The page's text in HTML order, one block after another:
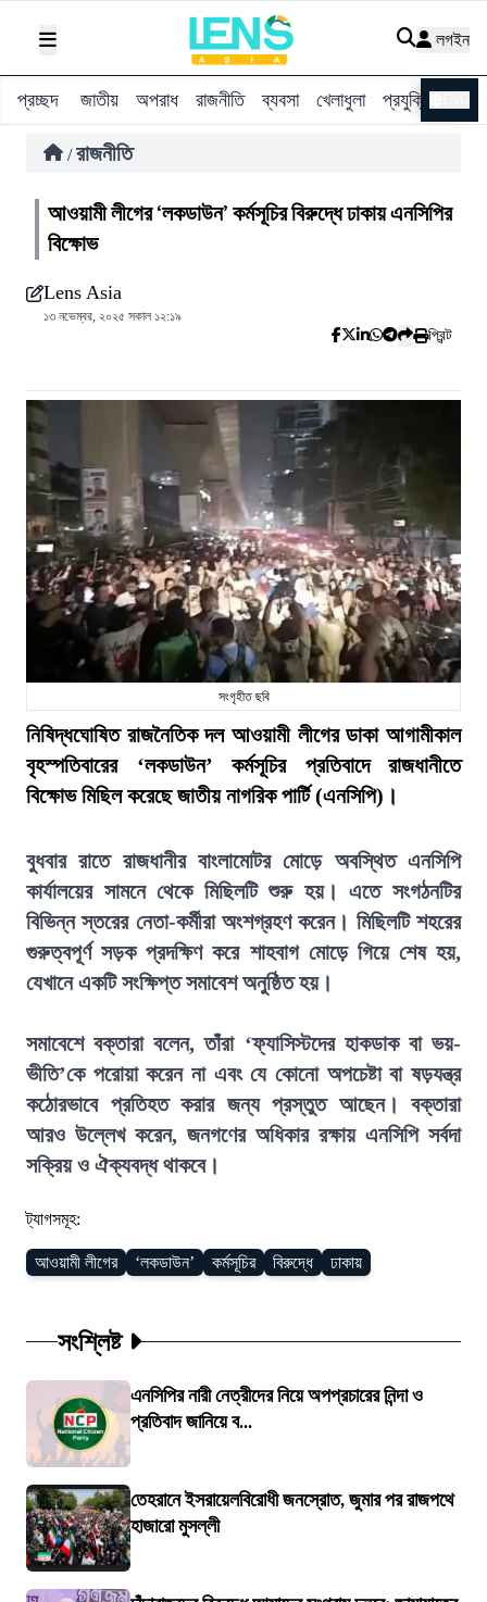
লগইন
প্রচ্ছদ জাতীয় অপরাধ রাজনীতি ব্যবসা খেলাধুলা প্রযুক্তি
/ রাজনীতি
আওয়ামী লীগের ‘লকডাউন’ কর্মসূচির বিরুদ্ধে ঢাকায় এনসিপির
বিক্ষোভ
Lens Asia
১৩ নভেম্বর, ২০২৫ সকাল ১২:১৯
প্রিন্ট
সংগৃহীত ছবি
নিষিদ্ধঘোষিত রাজনৈতিক দল আওয়ামী লীগের ডাকা আগামীকাল
বৃহস্পতিবারের ‘লকডাউন’ কর্মসূচির প্রতিবাদে রাজধানীতে
বিক্ষোভ মিছিল করেছে জাতীয় নাগরিক পার্টি (এনসিপি)।
বুধবার রাতে রাজধানীর বাংলামোটর মোড়ে অবস্থিত এনসিপি
কার্যালয়ের সামনে থেকে মিছিলটি শুরু হয়। এতে সংগঠনটির
বিভিন্ন স্তরের নেতা-কর্মীরা অংশগ্রহণ করেন। মিছিলটি শহরের
গুরুত্বপূর্ণ সড়ক প্রদক্ষিণ করে শাহবাগ মোড়ে গিয়ে শেষ হয়,
যেখানে একটি সংক্ষিপ্ত সমাবেশ অনুষ্ঠিত হয়।
সমাবেশে বক্তারা বলেন, তাঁরা ‘ফ্যাসিস্টদের হাকডাক বা ভয়-
ভীতি’কে পরোয়া করেন না এবং যে কোনো অপচেষ্টা বা ষড়যন্ত্র
কঠোরভাবে প্রতিহত করার জন্য প্রস্তুত আছেন। বক্তারা
আরও উল্লেখ করেন, জনগণের অধিকার রক্ষায় এনসিপি সর্বদা
সক্রিয় ও ঐক্যবদ্ধ থাকবে।
ট্যাগসমূহ:
আওয়ামী লীগের ‘লকডাউন’ কর্মসূচির বিরুদ্ধে ঢাকায়
সংশ্লিষ্ট
এনসিপির নারী নেত্রীদের নিয়ে অপপ্রচারের নিন্দা ও
প্রতিবাদ জানিয়ে ব...
তেহরানে ইসরায়েলবিরোধী জনস্রোত, জুমার পর রাজপথে
হাজারো মুসল্লী